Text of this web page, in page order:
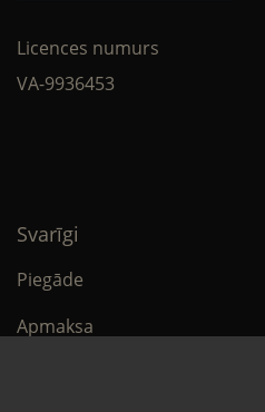
Licences numurs
VA-9936453
Svarīgi
Piegāde
Apmaksa